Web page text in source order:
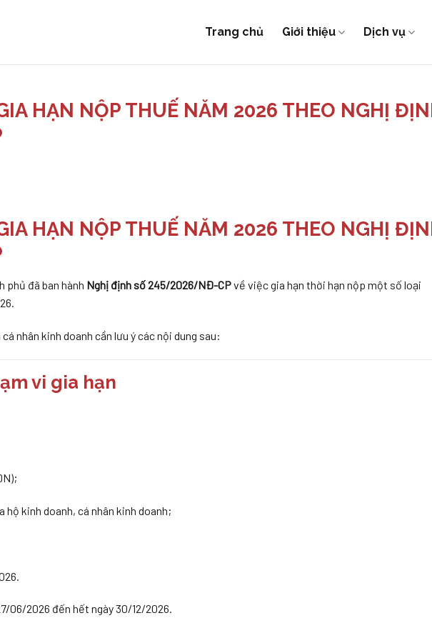
Trang chủ Giới thiệu Dịch vụ
HẠN NỘP THUẾ NĂM 2026 THEO NGHỊ
HẠN NỘP THUẾ NĂM 2026 THEO NGHỊ
phủ đã ban hành Nghị định số 245/2026/NĐ-CPvề việc gia hạn thời hạn nộp một số loại
nhân kinh doanh cần lưu ý các nội dung sau:
vi gia hạn
hộ kinh doanh, cá nhân kinh doanh;
06/2026 đến hết ngày 30/12/2026.